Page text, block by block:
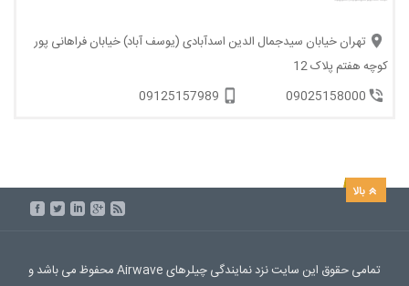
تهران خیابان سیدجمال الدین اسدآبادی (یوسف آباد) خیابان فراهانی پور
کوچه هفتم پلاک 12
09025158000
09125157989
تمامی حقوق این سایت نزد نمایندگی چیلرهای Airwave محفوظ می باشد و